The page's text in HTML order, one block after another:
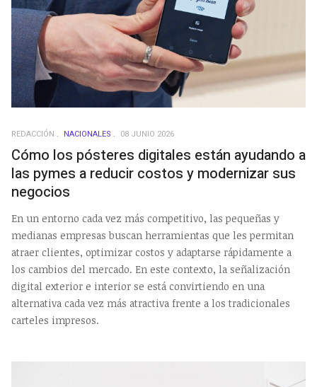
REDACCIÓN NACIONALES 08 JUNIO 2026
Cómo los pósteres digitales están ayudando a
las pymes a reducir costos y modernizar sus
negocios
En un entorno cada vez más competitivo, las pequeñas y
medianas empresas buscan herramientas que les permitan
atraer clientes, optimizar costos y adaptarse rápidamente a
los cambios del mercado. En este contexto, la señalización
digital exterior e interior se está convirtiendo en una
alternativa cada vez más atractiva frente a los tradicionales
carteles impresos.